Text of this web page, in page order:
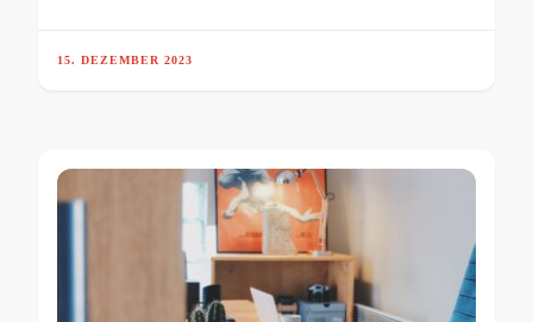
15. DEZEMBER 2023